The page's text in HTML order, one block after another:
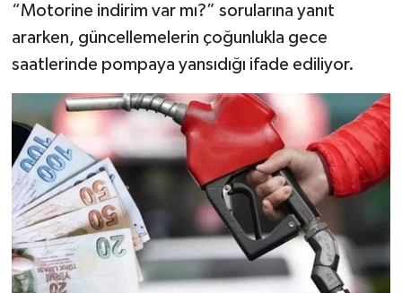
“Motorine indirim var mı?” sorularına yanıt
ararken, güncellemelerin çoğunlukla gece
saatlerinde pompaya yansıdığı ifade ediliyor.